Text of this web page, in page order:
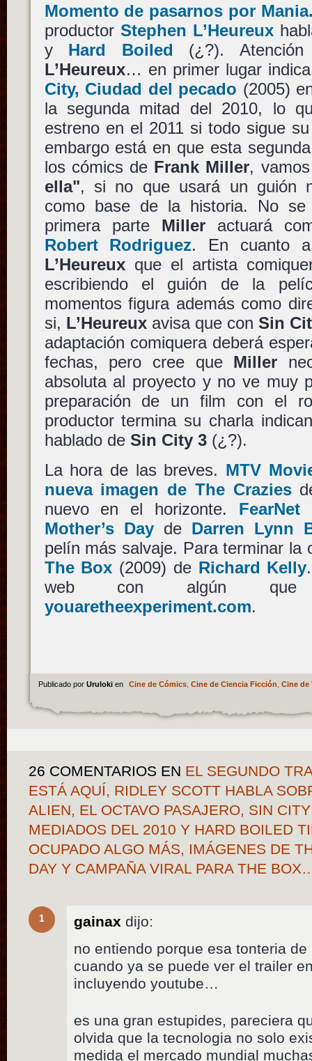
Momento de pasarnos por
productor Stephen L’Heureux
y Hard Boiled (¿?).
L’Heureux… en primer lugar
City, Ciudad del pecado (2005)
la segunda mitad del 2010, lo
estreno en el 2011 si todo sigue
embargo está en que esta
los cómics de Frank Miller,
ella", si no que usará un guión
como base de la historia. No
primera parte Milleractuará
Robert Rodriguez. En cuanto
L’Heureuxque el artista
escribiendo el guión de la
momentos figura además como
si, L’Heureuxavisa que conSin
adaptación comiquera deberá
fechas, pero cree que Miller
absoluta al proyecto y no ve muy
preparación de un film con el
productor termina su charla
hablado de Sin City 3(¿?).
La hora de las breves. MTV
nueva imagen de The Crazies
nuevo en el horizonte.
Mother’s Dayde Darren Lynn
pelín más salvaje. Para terminar la
The Box (2009) de Richard Kelly
web con algún que
youaretheexperiment.com.
Publicado por Uruloki en Cine de Cómics, Cine de Ciencia Ficción Cine de
26 COMENTARIOS EN EL SEGUNDO
ESTÁ AQUÍ, RIDLEY SCOTT HABLA
ALIEN, EL OCTAVO PASAJERO, SIN
MEDIADOS DEL 2010 Y HARD BOILED
OCUPADO ALGO MÁS, IMÁGENES DE
DAY Y CAMPAÑA VIRAL PARA THE
1 gainax dijo:
no entiendo porque esa tonteria
cuando ya se puede ver el trailer
incluyendo youtube…
es una gran estupides, pareciera
olvida que la tecnologia no solo
medida el mercado mundial